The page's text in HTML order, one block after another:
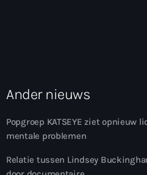
Ander nieuws
Popgroep KATSEYE ziet opnieuw
mentale problemen
Relatie tussen Lindsey